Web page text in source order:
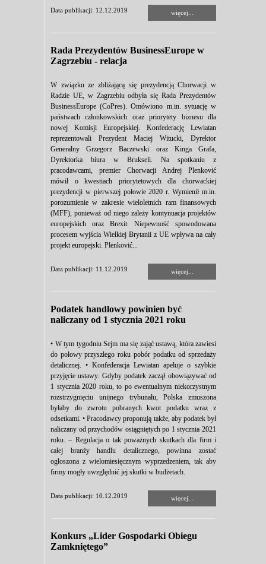
Data publikacji: 12.12.2019 więcej...
Rada Prezydentów BusinessEurope w
Zagrzebiu - relacja
W związku ze zbliżającą się prezydencją Chorwacji w
Radzie UE, w Zagrzebiu odbyła się Rada Prezydentów
BusinessEurope (CoPres). Omówiono m.in. sytuację w
państwach członkowskich oraz priorytety biznesu dla
nowej Komisji Europejskiej. Konfederację Lewiatan
reprezentowali Prezydent Maciej Witucki, Dyrektor
Generalny Grzegorz Baczewski oraz Kinga Grafa,
Dyrektorka biura w Brukseli. Na spotkaniu z
pracodawcami, premier Chorwacji Andrej Plenković
mówił o kwestiach priorytetowych dla chorwackiej
prezydencji w pierwszej połowie 2020 r. Wymienił m.in.
porozumienie w zakresie wieloletnich ram finansowych
(MFF), ponieważ od niego zależy kontynuacja projektów
europejskich oraz Brexit. Niepewność spowodowana
procesem wyjścia Wielkiej Brytanii z UE wpływa na cały
projekt europejski. Plenković...
Data publikacji: 11.12.2019 więcej...
Podatek handlowy powinien być
naliczany od 1 stycznia 2021 roku
• W tym tygodniu Sejm ma się zająć ustawą, która zawiesi
do połowy przyszłego roku pobór podatku od sprzedaży
detalicznej. • Konfederacja Lewiatan apeluje o szybkie
przyjęcie ustawy. Gdyby podatek zaczął obowiązywać od
1 stycznia 2020 roku, to po ewentualnym niekorzystnym
rozstrzygnięciu unijnego trybunału, Polska zmuszona
byłaby do zwrotu pobranych kwot podatku wraz z
odsetkami. • Pracodawcy proponują także, aby podatek był
naliczany od przychodów osiągniętych po 1 stycznia 2021
roku. – Regulacja o tak poważnych skutkach dla firm i
całej branży handlu detalicznego, powinna zostać
ogłoszona z wielomiesięcznym wyprzedzeniem, tak aby
firmy mogły uwzględnić jej skutki w budżetach.
Data publikacji: 10.12.2019 więcej...
Konkurs „Lider Gospodarki Obiegu
Zamkniętego”